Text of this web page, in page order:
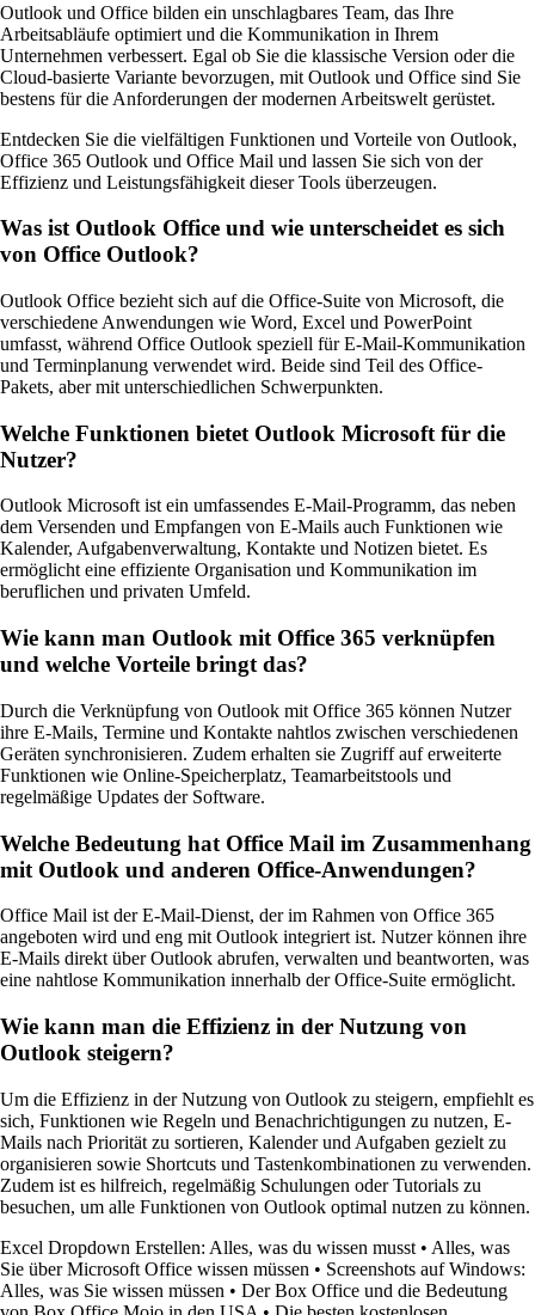
Outlook und Office bilden ein unschlagbares Team, das Ihre
Arbeitsabläufe optimiert und die Kommunikation in Ihrem
Unternehmen verbessert. Egal ob Sie die klassische Version oder die
Cloud-basierte Variante bevorzugen, mit Outlook und Office sind Sie
bestens für die Anforderungen der modernen Arbeitswelt gerüstet.
Entdecken Sie die vielfältigen Funktionen und Vorteile von Outlook,
Office 365 Outlook und Office Mail und lassen Sie sich von der
Effizienz und Leistungsfähigkeit dieser Tools überzeugen.
Was ist Outlook Office und wie unterscheidet es sich
von Office Outlook?
Outlook Office bezieht sich auf die Office-Suite von Microsoft, die
verschiedene Anwendungen wie Word, Excel und PowerPoint
umfasst, während Office Outlook speziell für E-Mail-Kommunikation
und Terminplanung verwendet wird. Beide sind Teil des Office-
Pakets, aber mit unterschiedlichen Schwerpunkten.
Welche Funktionen bietet Outlook Microsoft für die
Nutzer?
Outlook Microsoft ist ein umfassendes E-Mail-Programm, das neben
dem Versenden und Empfangen von E-Mails auch Funktionen wie
Kalender, Aufgabenverwaltung, Kontakte und Notizen bietet. Es
ermöglicht eine effiziente Organisation und Kommunikation im
beruflichen und privaten Umfeld.
Wie kann man Outlook mit Office 365 verknüpfen
und welche Vorteile bringt das?
Durch die Verknüpfung von Outlook mit Office 365 können Nutzer
ihre E-Mails, Termine und Kontakte nahtlos zwischen verschiedenen
Geräten synchronisieren. Zudem erhalten sie Zugriff auf erweiterte
Funktionen wie Online-Speicherplatz, Teamarbeitstools und
regelmäßige Updates der Software.
Welche Bedeutung hat Office Mail im Zusammenhang
mit Outlook und anderen Office-Anwendungen?
Office Mail ist der E-Mail-Dienst, der im Rahmen von Office 365
angeboten wird und eng mit Outlook integriert ist. Nutzer können ihre
E-Mails direkt über Outlook abrufen, verwalten und beantworten, was
eine nahtlose Kommunikation innerhalb der Office-Suite ermöglicht.
Wie kann man die Effizienz in der Nutzung von
Outlook steigern?
Um die Effizienz in der Nutzung von Outlook zu steigern, empfiehlt es
sich, Funktionen wie Regeln und Benachrichtigungen zu nutzen, E-
Mails nach Priorität zu sortieren, Kalender und Aufgaben gezielt zu
organisieren sowie Shortcuts und Tastenkombinationen zu verwenden.
Zudem ist es hilfreich, regelmäßig Schulungen oder Tutorials zu
besuchen, um alle Funktionen von Outlook optimal nutzen zu können.
Excel Dropdown Erstellen: Alles, was du wissen musst • Alles, was
Sie über Microsoft Office wissen müssen • Screenshots auf Windows:
Alles, was Sie wissen müssen • Der Box Office und die Bedeutung